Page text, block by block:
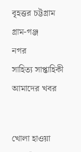
বৃহত্তর চট্টগ্রাম
গ্রাম-গঞ্জ
নগর
সাহিত্য সাপ্তাহিকী
আমাদের খবর
খোলা হাওয়া